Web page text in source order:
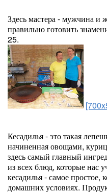
Здесь мастера - мужчина и
правильно готовить
25.
Кесадилья - это такая
начиненная овощами,
здесь самый главный
из всех блюд, которые нас
кесадилья - самое простое,
домашних условиях.